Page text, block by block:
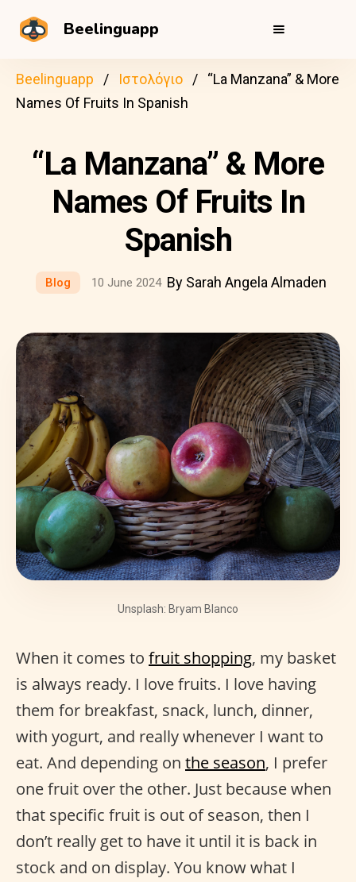
Beelinguapp
Beelinguapp Ιστολόγιο
“La Manzana” & More
Names Of Fruits In Spanish
“La Manzana” & More
Names Of Fruits In
Spanish
Blog 10 June 2024 By Sarah Angela Almaden
Unsplash: Bryam Blanco
When it comes to fruit shopping, my basket
is always ready. I love fruits. I love having
them for breakfast, snack, lunch, dinner,
with yogurt, and really whenever I want to
eat. And depending on the season, I prefer
one fruit over the other. Just because when
that specific fruit is out of season, then I
don’t really get to have it until it is back in
stock and on display. You know what I